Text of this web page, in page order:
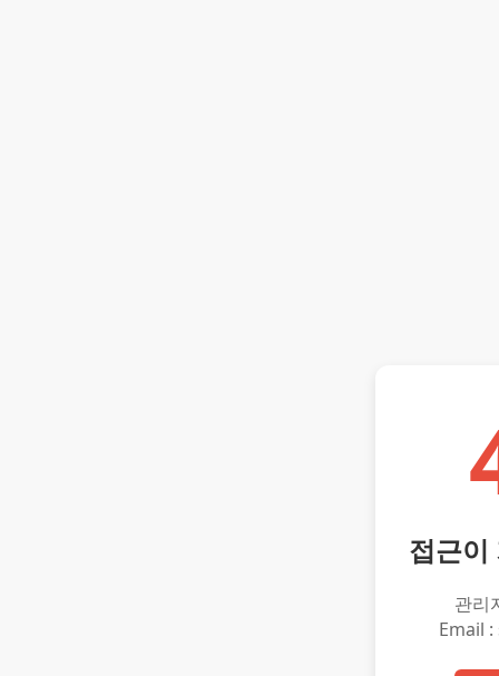
접근이
관리
Email